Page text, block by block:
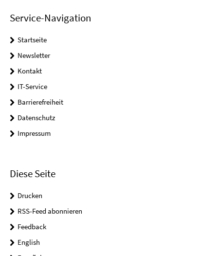
Service-Navigation
Startseite
Newsletter
Kontakt
IT-Service
Barrierefreiheit
Datenschutz
Impressum
Diese Seite
Drucken
RSS-Feed abonnieren
Feedback
English